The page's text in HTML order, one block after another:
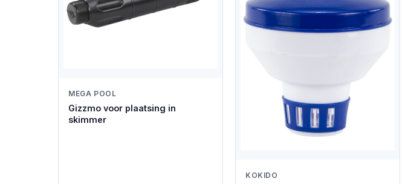
MEGA POOL
Gizzmo voor plaatsing in
skimmer
KOKIDO